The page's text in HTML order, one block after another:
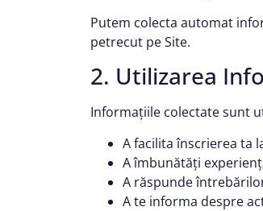
Putem colecta automat
petrecut pe Site.
2. Utilizarea
Informațiile colectate sunt
A facilita înscrierea ta
A îmbunătăți
A răspunde
A te informa despre